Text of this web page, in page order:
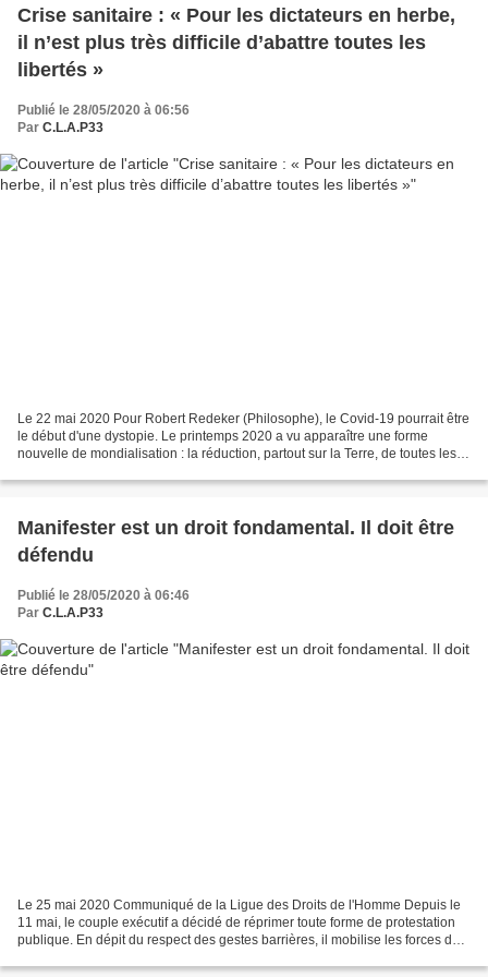
Crise sanitaire : « Pour les dictateurs en herbe,
il n’est plus très difficile d’abattre toutes les
libertés »
Publié le 28/05/2020 à 06:56
Par C.L.A.P33
Le 22 mai 2020 Pour Robert Redeker (Philosophe), le Covid-19 pourrait être
le début d'une dystopie. Le printemps 2020 a vu apparaître une forme
nouvelle de mondialisation : la réduction, partout sur la Terre, de toutes les
Manifester est un droit fondamental. Il doit être
défendu
Publié le 28/05/2020 à 06:46
Par C.L.A.P33
Le 25 mai 2020 Communiqué de la Ligue des Droits de l'Homme Depuis le
11 mai, le couple exécutif a décidé de réprimer toute forme de protestation
publique. En dépit du respect des gestes barrières, il mobilise les forces de